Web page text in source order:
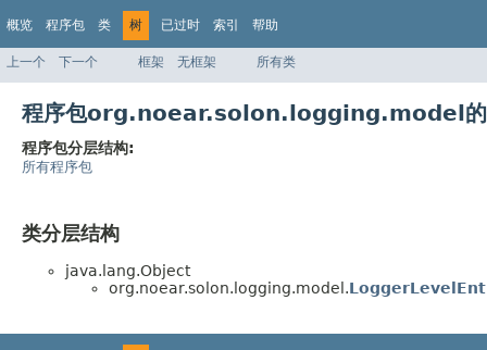
概览 程序包 类 树 已过时 索引 帮助
上一个 下一个 框架 无框架 所有类
程序包org.noear.solon.logging.model的
程序包分层结构:
所有程序包
类分层结构
java.lang.Object
org.noear.solon.logging.model.